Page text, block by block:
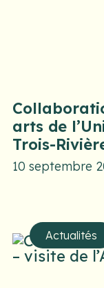
arts de
Trois-
10 septembre
Actualités